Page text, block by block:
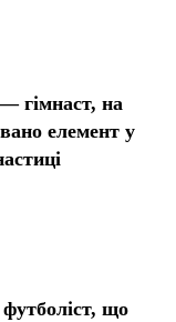
гімнаст, на
елемент у
що